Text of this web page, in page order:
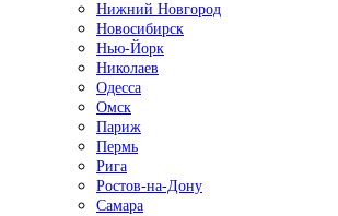
Нижний Новгород
Новосибирск
Нью-Йорк
Николаев
Одесса
Омск
Париж
Пермь
Рига
Ростов-на-Дону
Самара